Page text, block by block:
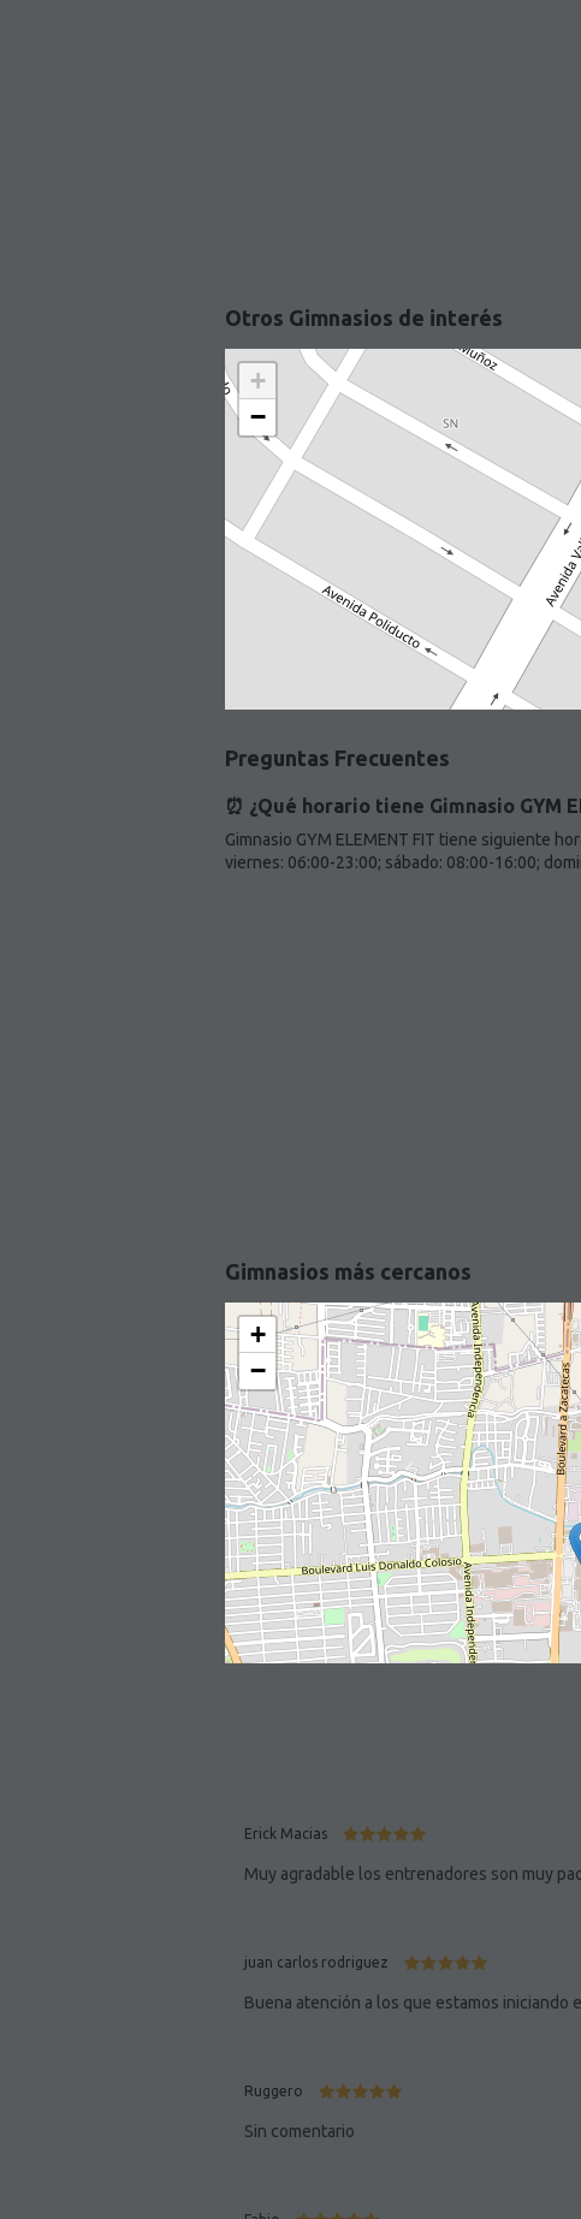
Otros Gimnasios de interés
+
−
Preguntas Frecuentes
⏰ ¿Qué horario tiene Gimnasio GYM
Gimnasio GYM ELEMENT FIT tiene siguiente
viernes: 06:00-23:00; sábado: 08:00-16:00;
Gimnasios más cercanos
+
−
Erick Macias
Muy agradable los entrenadores son muy
juan carlos rodriguez
Buena atención a los que estamos iniciando
Ruggero
Sin comentario